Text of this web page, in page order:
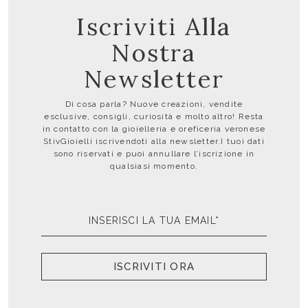
Iscriviti Alla
Nostra
Newsletter
Di cosa parla? Nuove creazioni, vendite
esclusive, consigli, curiosità e molto altro! Resta
in contatto con la gioielleria e oreficeria veronese
StivGioielli iscrivendoti alla newsletter.I tuoi dati
sono riservati e puoi annullare l’iscrizione in
qualsiasi momento.
ISCRIVITI ORA